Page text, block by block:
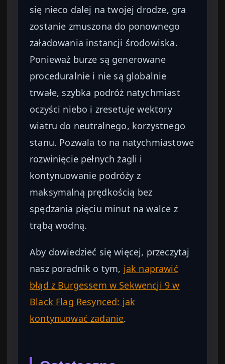
się nieco dalej na twojej drodze, gra
zostanie zmuszona do ponownego
załadowania instancji środowiska.
Ponieważ burze są generowane
proceduralnie i nie są globalnie
trwałe, szybka podróż natychmiast
oczyści niebo i zresetuje wektory
wiatru do neutralnego, korzystnego
stanu. Pozwala to na natychmiastowe
rozwinięcie pełnych żagli i
kontynuowanie podróży z
maksymalną prędkością bez
spędzania pięciu minut na walce z
trąbą wodną.
Aby dowiedzieć się więcej, przeczytaj
nasz poradnik o tym, jak naprawić
błąd z Burgessem w Sekwencji 9 w
Black Flag Resynced: jak
kontynuować zadanie.